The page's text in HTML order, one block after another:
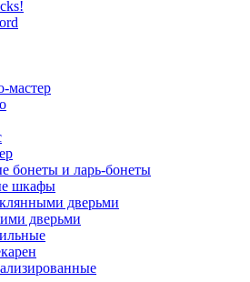
мастер
бонеты и ларь-бонеты
шкафы
дверьми
дверьми